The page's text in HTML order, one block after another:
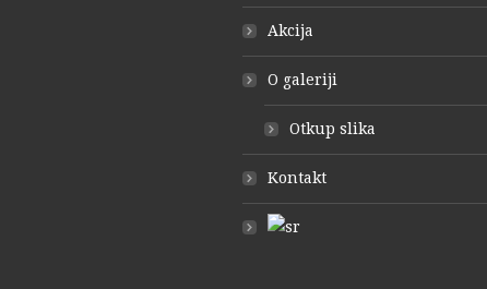
Akcija
O galeriji
Otkup slika
Kontakt